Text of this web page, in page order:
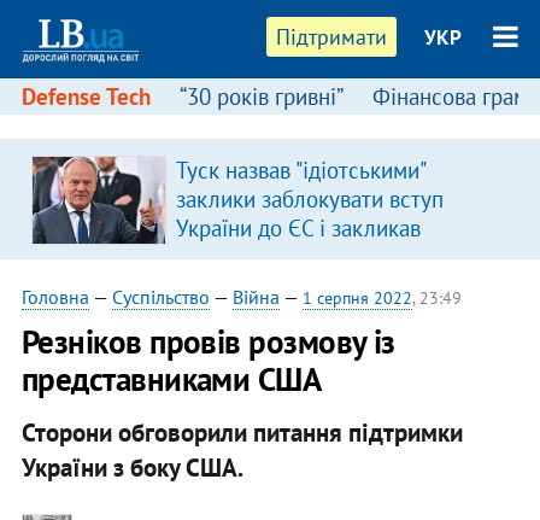
Підтримати УКР
Defense Tech “30 років гривні” Фінансова
Туск назвав "ідіотськими"
заклики заблокувати вступ
України до ЄС і закликав
припинити антиукраїнську
риторику
Головна — Суспільство — Війна — 1 серпня 2022, 23:49
Резніков провів розмову із
представниками США
Сторони обговорили питання підтримки
України з боку США.